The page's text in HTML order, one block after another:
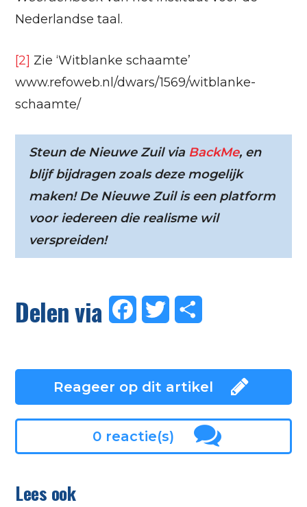
Nederlandse taal.
[2] Zie ‘Witblanke schaamte’
www.refoweb.nl/dwars/1569/witblanke-
schaamte/
Steun de Nieuwe Zuil via BackMe, en
blijf bijdragen zoals deze mogelijk
maken! De Nieuwe Zuil is een platform
voor iedereen die realisme wil
verspreiden!
Delen via FacebookTwitter
Reageer op dit artikel
0 reactie(s)
Lees ook